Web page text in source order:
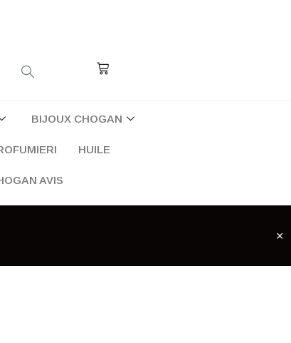
Cart
BIJOUX CHOGAN
HUILE
AVIS
×